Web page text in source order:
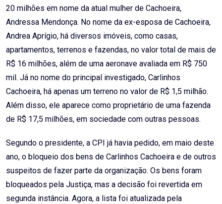
20 milhões em nome da atual mulher de Cachoeira,
Andressa Mendonça. No nome da ex-esposa de Cachoeira,
Andrea Aprígio, há diversos imóveis, como casas,
apartamentos, terrenos e fazendas, no valor total de mais de
R$ 16 milhões, além de uma aeronave avaliada em R$ 750
mil. Já no nome do principal investigado, Carlinhos
Cachoeira, há apenas um terreno no valor de R$ 1,5 milhão.
Além disso, ele aparece como proprietário de uma fazenda
de R$ 17,5 milhões, em sociedade com outras pessoas.
Segundo o presidente, a CPI já havia pedido, em maio deste
ano, o bloqueio dos bens de Carlinhos Cachoeira e de outros
suspeitos de fazer parte da organização. Os bens foram
bloqueados pela Justiça, mas a decisão foi revertida em
segunda instância. Agora, a lista foi atualizada pela